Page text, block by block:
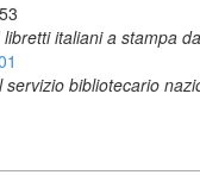
libretti italiani a stampa
servizio bibliotecario